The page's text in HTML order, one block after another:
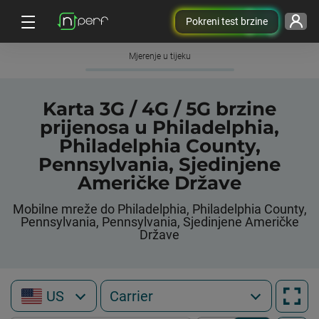
Pokreni test brzine
Mjerenje u tijeku
Karta 3G / 4G / 5G brzine
prijenosa u Philadelphia,
Philadelphia County,
Pennsylvania, Sjedinjene
Američke Države
Mobilne mreže do Philadelphia, Philadelphia County,
Pennsylvania, Pennsylvania, Sjedinjene Američke
Države
US